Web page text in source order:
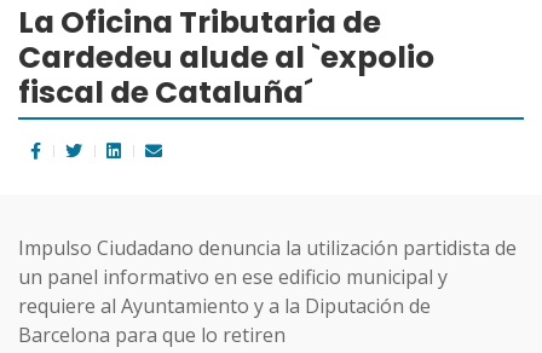
La Oficina Tributaria de
Cardedeu alude al `expolio
fiscal de Cataluña´
Impulso Ciudadano denuncia la utilización partidista de
un panel informativo en ese edificio municipal y
requiere al Ayuntamiento y a la Diputación de
Barcelona para que lo retiren